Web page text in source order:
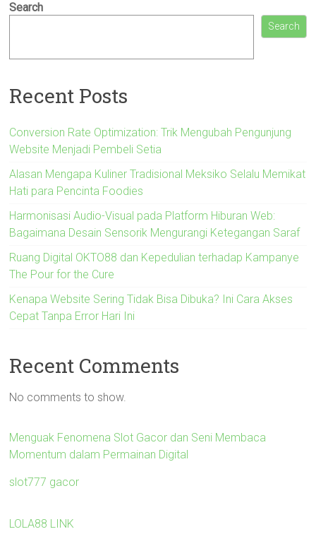
Search
Search
Recent Posts
Conversion Rate Optimization: Trik Mengubah Pengunjung
Website Menjadi Pembeli Setia
Alasan Mengapa Kuliner Tradisional Meksiko Selalu Memikat
Hati para Pencinta Foodies
Harmonisasi Audio-Visual pada Platform Hiburan Web:
Bagaimana Desain Sensorik Mengurangi Ketegangan Saraf
Ruang Digital OKTO88 dan Kepedulian terhadap Kampanye
The Pour for the Cure
Kenapa Website Sering Tidak Bisa Dibuka? Ini Cara Akses
Cepat Tanpa Error Hari Ini
Recent Comments
No comments to show.
Menguak Fenomena Slot Gacor dan Seni Membaca
Momentum dalam Permainan Digital
slot777 gacor
LOLA88 LINK